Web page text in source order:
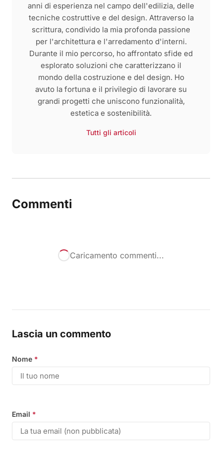
anni di esperienza nel campo dell'edilizia, delle
tecniche costruttive e del design. Attraverso la
scrittura, condivido la mia profonda passione
per l'architettura e l'arredamento d'interni.
Durante il mio percorso, ho affrontato sfide ed
esplorato soluzioni che caratterizzano il
mondo della costruzione e del design. Ho
avuto la fortuna e il privilegio di lavorare su
grandi progetti che uniscono funzionalità,
estetica e sostenibilità.
Tutti gli articoli
Commenti
Caricamento commenti...
Lascia un commento
Nome *
Email *